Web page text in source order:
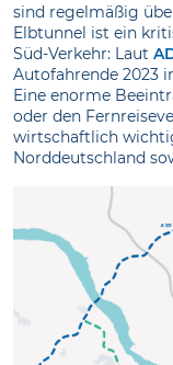
sind regelmäßig
Elbtunnel ist ein
Süd-Verkehr: Laut
Autofahrende 2023
Eine enorme
oder den
wirtschaftlich
Norddeutschland